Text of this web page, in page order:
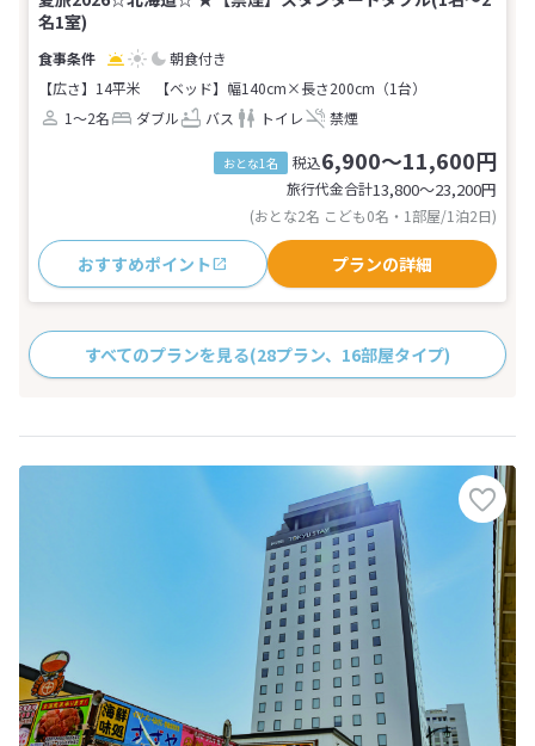
名1室)
朝食付き
【広さ】14平米
【ベッド】幅140cm×長さ200cm（1台）
1～2名
ダブル バス トイレ 禁煙
おとな1名 税込6,900～11,600円
旅行代金合計13,800〜23,200円
(おとな2名 こども0名・1部屋/1泊2日)
おすすめポイント プランの詳細
すべてのプランを見る(28プラン、16部屋タイプ)